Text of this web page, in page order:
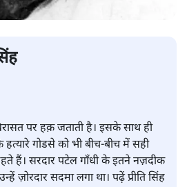
पर हक़ जताती है। इसके साथ ही
हत्यारे गोडसे को भी बीच-बीच में सही
हैं। सरदार पटेल गाँधी के इतने नज़दीक
ज़ोरदार सदमा लगा था। पढ़ें प्रीति सिंह